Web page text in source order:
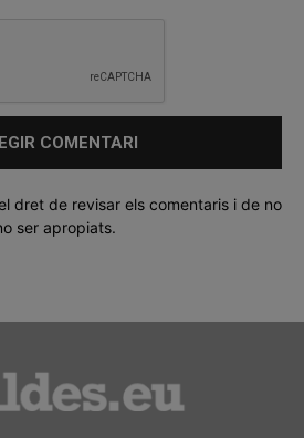
dret de revisar els comentaris i de no
ser apropiats.